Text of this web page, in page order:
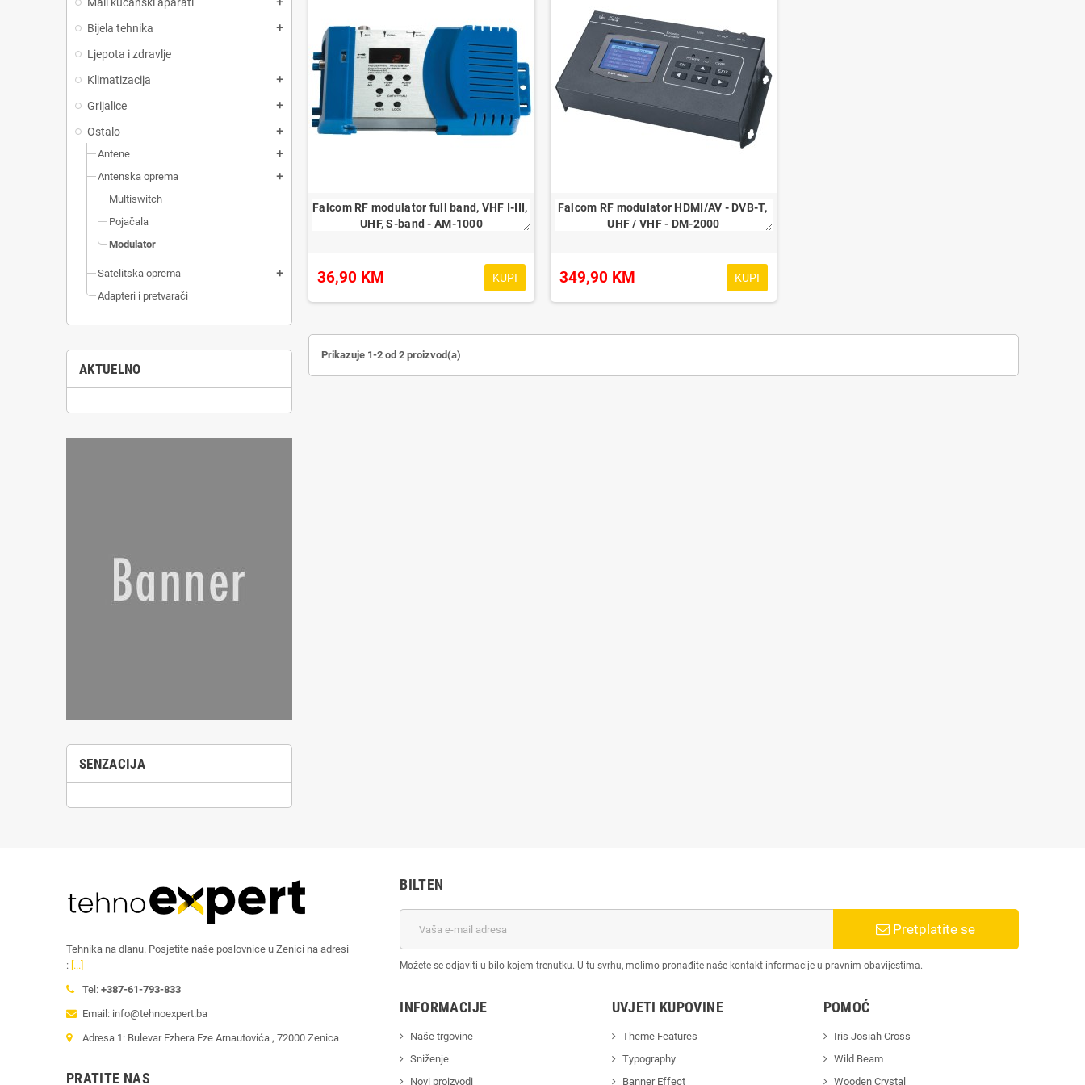
Bijela tehnika add
Ljepota i zdravlje
Klimatizacija
add
Grijalice add
Ostalo add
Antene add
Antenska oprema add
Multiswitch
Pojačala
Modulator
Satelitska oprema add
Adapteri i pretvarači
AKTUELNO
SENZACIJA
Falcom RF modulator full band, VHF I-III,
UHF, S-band - AM-1000
36,90 KM KUPI
Falcom RF modulator HDMI/AV - DVB-T,
UHF / VHF - DM-2000
349,90 KM KUPI
Prikazuje 1-2 od 2 proizvod(a)
Tehnika na dlanu. Posjetite naše poslovnice u Zenici na adresi
: [...]
Tel: +387-61-793-833
Email: info@tehnoexpert.ba
Adresa 1: Bulevar Ezhera Eze Arnautovića , 72000 Zenica
PRATITE NAS
BILTEN
Pretplatite se
Možete se odjaviti u bilo kojem trenutku. U tu svrhu, molimo pronađite naše kontakt informacije u pravnim obavijestima.
INFORMACIJE
Naše trgovine
Sniženje
Novi proizvodi
UVJETI KUPOVINE
Theme Features
Typography
Banner Effect
POMOĆ
Iris Josiah Cross
Wild Beam
Wooden Crystal